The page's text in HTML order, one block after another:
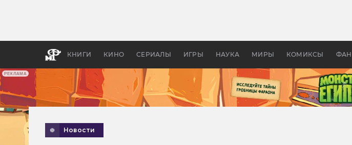
РЕКЛАМА
КНИГИ КИНО СЕРИАЛЫ ИГРЫ НАУКА МИРЫ КОМИКСЫ ФАН
апокалипсис, в России —
Новости